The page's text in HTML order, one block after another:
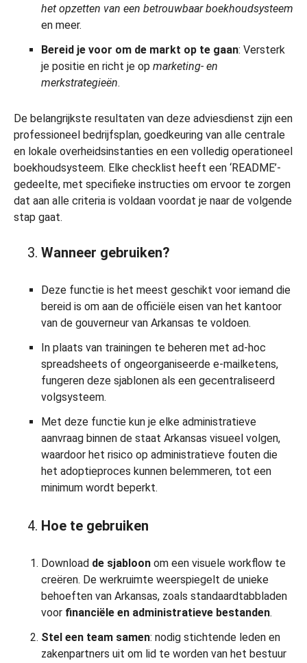
het opzetten van een betrouwbaar boekhoudsysteem
en meer.
Bereid je voor om de markt op te gaan: Versterk
je positie en richt je op marketing- en
merkstrategieën.
De belangrijkste resultaten van deze adviesdienst zijn een
professioneel bedrijfsplan, goedkeuring van alle centrale
en lokale overheidsinstanties en een volledig operationeel
boekhoudsysteem. Elke checklist heeft een ‘README’-
gedeelte, met specifieke instructies om ervoor te zorgen
dat aan alle criteria is voldaan voordat je naar de volgende
stap gaat.
Wanneer gebruiken?
Deze functie is het meest geschikt voor iemand die
bereid is om aan de officiële eisen van het kantoor
van de gouverneur van Arkansas te voldoen.
In plaats van trainingen te beheren met ad-hoc
spreadsheets of ongeorganiseerde e-mailketens,
fungeren deze sjablonen als een gecentraliseerd
volgsysteem.
Met deze functie kun je elke administratieve
aanvraag binnen de staat Arkansas visueel volgen,
waardoor het risico op administratieve fouten die
het adoptieproces kunnen belemmeren, tot een
minimum wordt beperkt.
Hoe te gebruiken
Download de sjabloon om een visuele workflow te
creëren. De werkruimte weerspiegelt de unieke
behoeften van Arkansas, zoals standaardtabbladen
voor financiële en administratieve bestanden.
Stel een team samen: nodig stichtende leden en
zakenpartners uit om lid te worden van het bestuur